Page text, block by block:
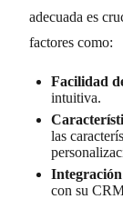
adecuada es
factores como:
Facilidad
intuitiva.
las
Integración
con su